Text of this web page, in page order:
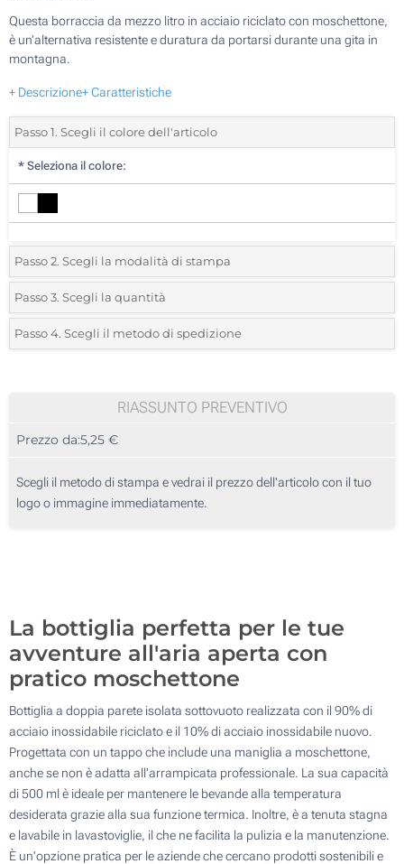
Questa borraccia da mezzo litro in acciaio riciclato con moschettone,
è un’alternativa resistente e duratura da portarsi durante una gita in
montagna.
+ Descrizione+ Caratteristiche
Passo 1. Scegli il colore dell'articolo
* Seleziona il colore:
Passo 2. Scegli la modalità di stampa
*Seleziona la posizione di stampa e il colore del vostro logo:
1 Colore (Su un lato)
3 Colori (Su un lato)
Incisione Laser Circolare (Su un lato)
Senza stampa
Passo 3. Scegli la quantità
*Quantità desiderata:
10
25
50
Passo 4. Scegli il metodo di spedizione
RIASSUNTO PREVENTIVO
Prezzo da:5,25 €
Scegli il metodo di stampa e vedrai il prezzo dell'articolo con il tuo
logo o immagine immediatamente.
La bottiglia perfetta per le tue
avventure all'aria aperta con
pratico moschettone
Bottiglia a doppia parete isolata sottovuoto realizzata con il 90% di
acciaio inossidabile riciclato e il 10% di acciaio inossidabile nuovo.
Progettata con un tappo che include una maniglia a moschettone,
anche se non è adatta all'arrampicata professionale. La sua capacità
di 500 ml è ideale per mantenere le bevande alla temperatura
desiderata grazie alla sua funzione termica. Inoltre, è a tenuta stagna
e lavabile in lavastoviglie, il che ne facilita la pulizia e la manutenzione.
È un'opzione pratica per le aziende che cercano prodotti sostenibili e